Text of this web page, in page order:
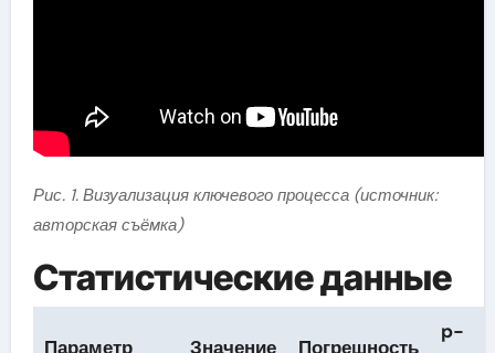
Рис. 1. Визуализация ключевого процесса (источник:
авторская съёмка)
Статистические данные
Параметр Значение Погрешность
p-